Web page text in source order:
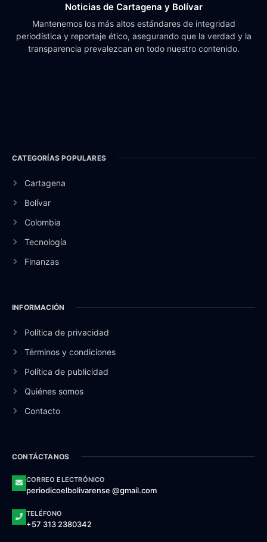
Noticias de Cartagena y Bolívar
Mantenemos los más altos estándares de integridad
periodística y reportaje ético, asegurando que la verdad y la
transparencia prevalezcan en todo nuestro contenido.
CATEGORÍAS POPULARES
Cartagena
Bolívar
Colombia
Tecnología
Finanzas
INFORMACIÓN
Política de privacidad
Términos y condiciones
Política de publicidad
Quiénes somos
Contacto
CONTÁCTANOS
CORREO ELECTRÓNICO
periodicoelbolivarense @gmail.com
TELÉFONO
+57 313 2380342